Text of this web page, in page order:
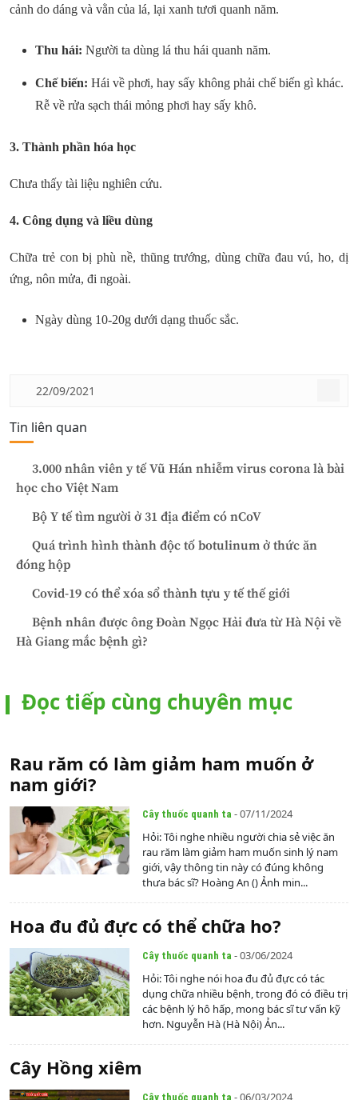
cảnh do dáng và vằn của lá, lại xanh tươi quanh năm.
Thu hái: Người ta dùng lá thu hái quanh năm.
Chế biến: Hái về phơi, hay sấy không phải chế biến gì khác.
Rễ về rửa sạch thái mỏng phơi hay sấy khô.
3. Thành phần hóa học
Chưa thấy tài liệu nghiên cứu.
4. Công dụng và liều dùng
Chữa trẻ con bị phù nề, thũng trướng, dùng chữa đau vú, ho, dị
ứng, nôn mửa, đi ngoài.
Ngày dùng 10-20g dưới dạng thuốc sắc.
22/09/2021
Tin liên quan
3.000 nhân viên y tế Vũ Hán nhiễm virus corona là bài
học cho Việt Nam
Bộ Y tế tìm người ở 31 địa điểm có nCoV
Quá trình hình thành độc tố botulinum ở thức ăn
đóng hộp
Covid-19 có thể xóa sổ thành tựu y tế thế giới
Bệnh nhân được ông Đoàn Ngọc Hải đưa từ Hà Nội về
Hà Giang mắc bệnh gì?
Đọc tiếp cùng chuyên mục
Rau răm có làm giảm ham muốn ở
nam giới?
Cây thuốc quanh ta - 07/11/2024
Hỏi: Tôi nghe nhiều người chia sẻ việc ăn
rau răm làm giảm ham muốn sinh lý nam
giới, vậy thông tin này có đúng không
thưa bác sĩ? Hoàng An () Ảnh min...
Hoa đu đủ đực có thể chữa ho?
Cây thuốc quanh ta - 03/06/2024
Hỏi: Tôi nghe nói hoa đu đủ đực có tác
dụng chữa nhiều bệnh, trong đó có điều trị
các bệnh lý hô hấp, mong bác sĩ tư vấn kỹ
hơn. Nguyễn Hà (Hà Nội) Ản...
Cây Hồng xiêm
Cây thuốc quanh ta - 06/03/2024